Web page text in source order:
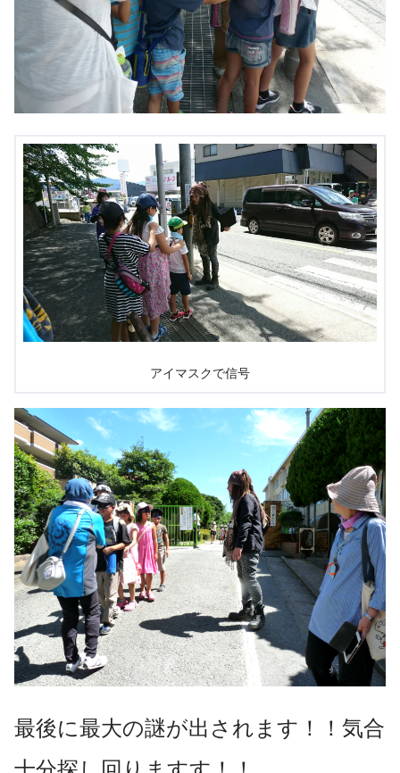
アイマスクで信号
最後に最大の謎が出されます！！気合